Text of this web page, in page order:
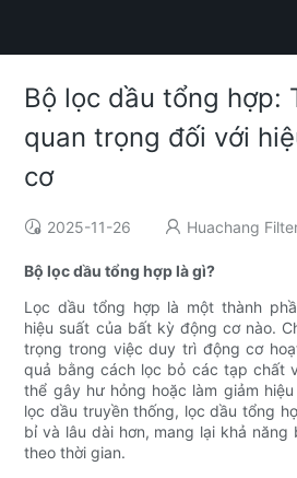
Bộ lọc dầu tổng hợp:
quan trọng đối với
cơ
2025-11-26 Huachang
Bộ lọc dầu tổng hợp là gì?
Lọc dầu tổng hợp là một thành
hiệu suất của bất kỳ động cơ nào.
trọng trong việc duy trì động cơ
quả bằng cách lọc bỏ các tạp chất
thể gây hư hỏng hoặc làm giảm
lọc dầu truyền thống, lọc dầu tổng
bỉ và lâu dài hơn, mang lại khả
theo thời gian.